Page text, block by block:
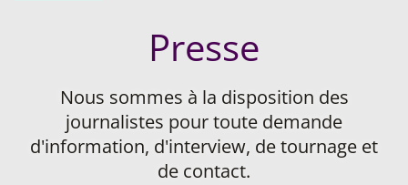
Presse
Nous sommes à la disposition des
journalistes pour toute demande
d'information, d'interview, de tournage et
de contact.